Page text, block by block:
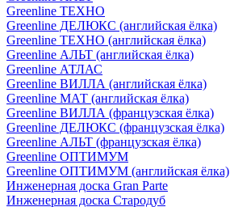
Greenline ТЕХНО
Greenline ДЕЛЮКС (английская ёлка)
Greenline ТЕХНО (английская ёлка)
Greenline АЛЬТ (английская ёлка)
Greenline АТЛАС
Greenline ВИЛЛА (английская ёлка)
Greenline МАТ (английская ёлка)
Greenline ВИЛЛА (французская ёлка)
Greenline ДЕЛЮКС (французская ёлка)
Greenline АЛЬТ (французская ёлка)
Greenline ОПТИМУМ
Greenline ОПТИМУМ (английская ёлка)
Инженерная доска Gran Parte
Инженерная доска Стародуб